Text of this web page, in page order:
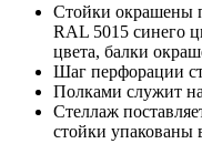
Стойки окрашены
RAL 5015 синего
цвета, балки
Шаг перфорации
Полками служит
Стеллаж
стойки упакованы